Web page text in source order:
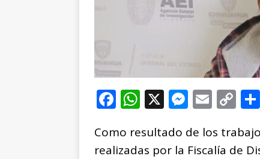
F
c
W
at
X M
ss
E
ai
C
p
Como resultado de los
realizadas por la Fiscalía de